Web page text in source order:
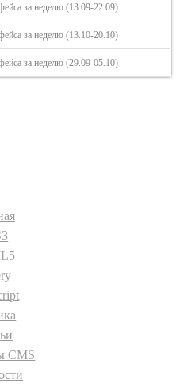
за неделю (13.09-22.09)
за неделю (13.10-20.10)
за неделю (29.09-05.10)
CMS